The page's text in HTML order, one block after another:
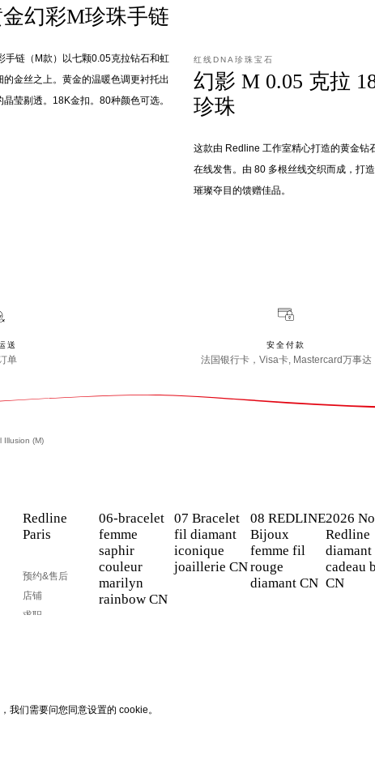
我们需要问您同意设置的 cookie。
幻彩M珍珠手链
手链（M款）以七颗0.05克拉钻石和虹
金丝之上。黄金的温暖色调更衬托出
晶莹剔透。18K金扣。80种颜色可选。
红线DNA珍珠宝石
幻影 M 0.05 克拉
珍珠
这款由 Redline 工作室精心打造的黄金钻
在线发售。由 80 多根丝线交织而成，打造
璀璨夺目的馈赠佳品。
送
单
安全付款
法国银行卡，Visa卡, Mastercard万事达
Illusion (M)
Redline
Paris
预约&售后
店铺
求职
06-bracelet
femme
saphir
couleur
marilyn
rainbow CN
07 Bracelet
fil diamant
iconique
joaillerie CN
08 REDLINE
Bijoux
femme fil
rouge
diamant CN
2026
Redline
cadeau
CN